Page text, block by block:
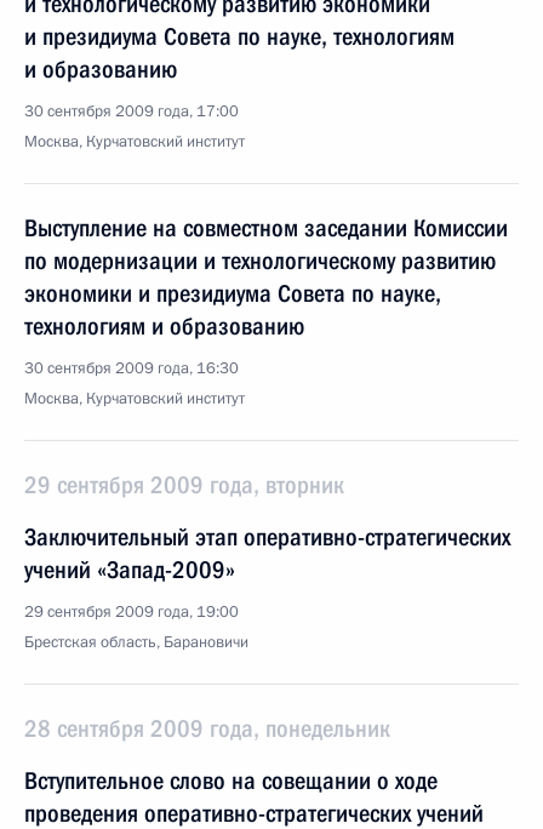
и президиума Совета по науке, технологиям
и образованию
30 сентября 2009 года, 17:00
Москва, Курчатовский институт
Выступление на совместном заседании Комиссии
по модернизации и технологическому развитию
экономики и президиума Совета по науке,
технологиям и образованию
30 сентября 2009 года, 16:30
Москва, Курчатовский институт
29 сентября 2009 года, вторник
Заключительный этап оперативно-стратегических
учений «Запад-2009»
29 сентября 2009 года, 19:00
Брестская область, Барановичи
28 сентября 2009 года, понедельник
Вступительное слово на совещании о ходе
проведения оперативно-стратегических учений